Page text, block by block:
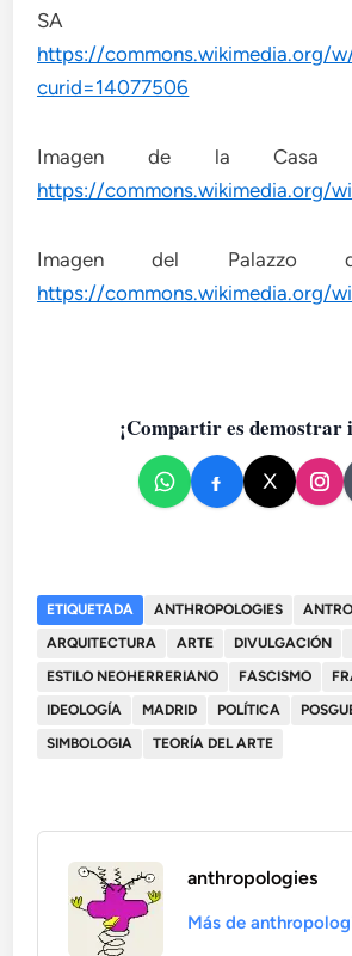
SA
https://commons.wikimedia.org/
curid=14077506
Imagen de la Casa
https://commons.wikimedia.org/
Imagen del Palazzo
https://commons.wikimedia.org/
¡Compartir es demostrar
ETIQUETADA ANTHROPOLOGIES
ARQUITECTURA
ARTE DIVULGACIÓN
ESTILO NEOHERRERIANO
FASCISMO
IDEOLOGÍA
MADRID POLÍTICA
SIMBOLOGIA
TEORÍA DEL ARTE
anthropologies
Más de